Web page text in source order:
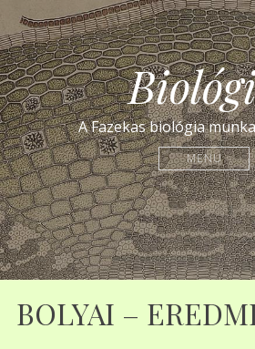
A Fazekas biológia
MENU
BOLYAI –